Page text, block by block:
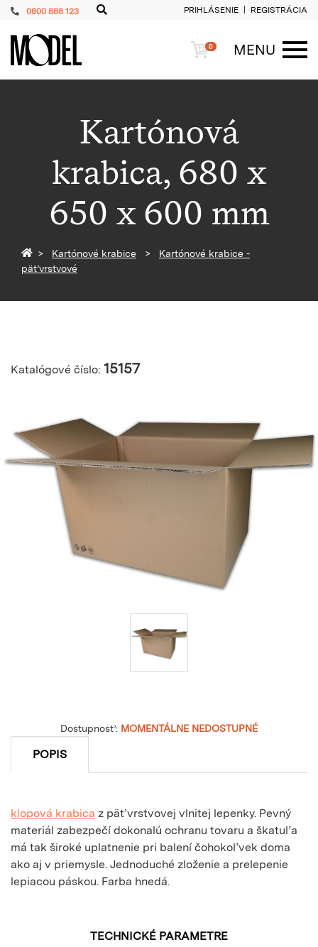
0800 888 123 PRIHLÁSENIE REGISTRÁCIA
PackShop Košík
0
MENU
Kartónová
krabica, 680 x
650 x 600 mm
Späť na homepage
Kartónové krabice
Kartónové krabice -
päťvrstvové
Katalógové číslo: 15157
Dostupnosť: MOMENTÁLNE NEDOSTUPNÉ
POPIS
klopová krabica z päťvrstvovej vlnitej lepenky. Pevný
materiál zabezpečí dokonalú ochranu tovaru a škatuľa
má tak široké uplatnenie pri balení čohokoľvek doma
ako aj v priemysle. Jednoduché zloženie a prelepenie
lepiacou páskou. Farba hnedá.
TECHNICKÉ PARAMETRE